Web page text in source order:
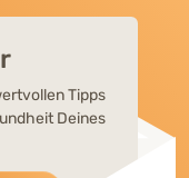
Tipps
Deines